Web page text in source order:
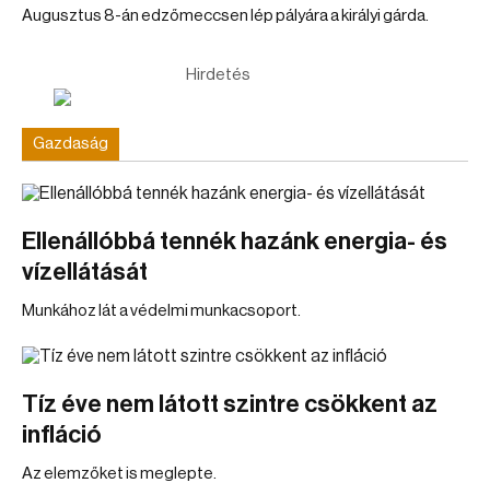
Augusztus 8-án edzőmeccsen lép pályára a királyi gárda.
Hirdetés
Gazdaság
Ellenállóbbá tennék hazánk energia- és
vízellátását
Munkához lát a védelmi munkacsoport.
Tíz éve nem látott szintre csökkent az
infláció
Az elemzőket is meglepte.